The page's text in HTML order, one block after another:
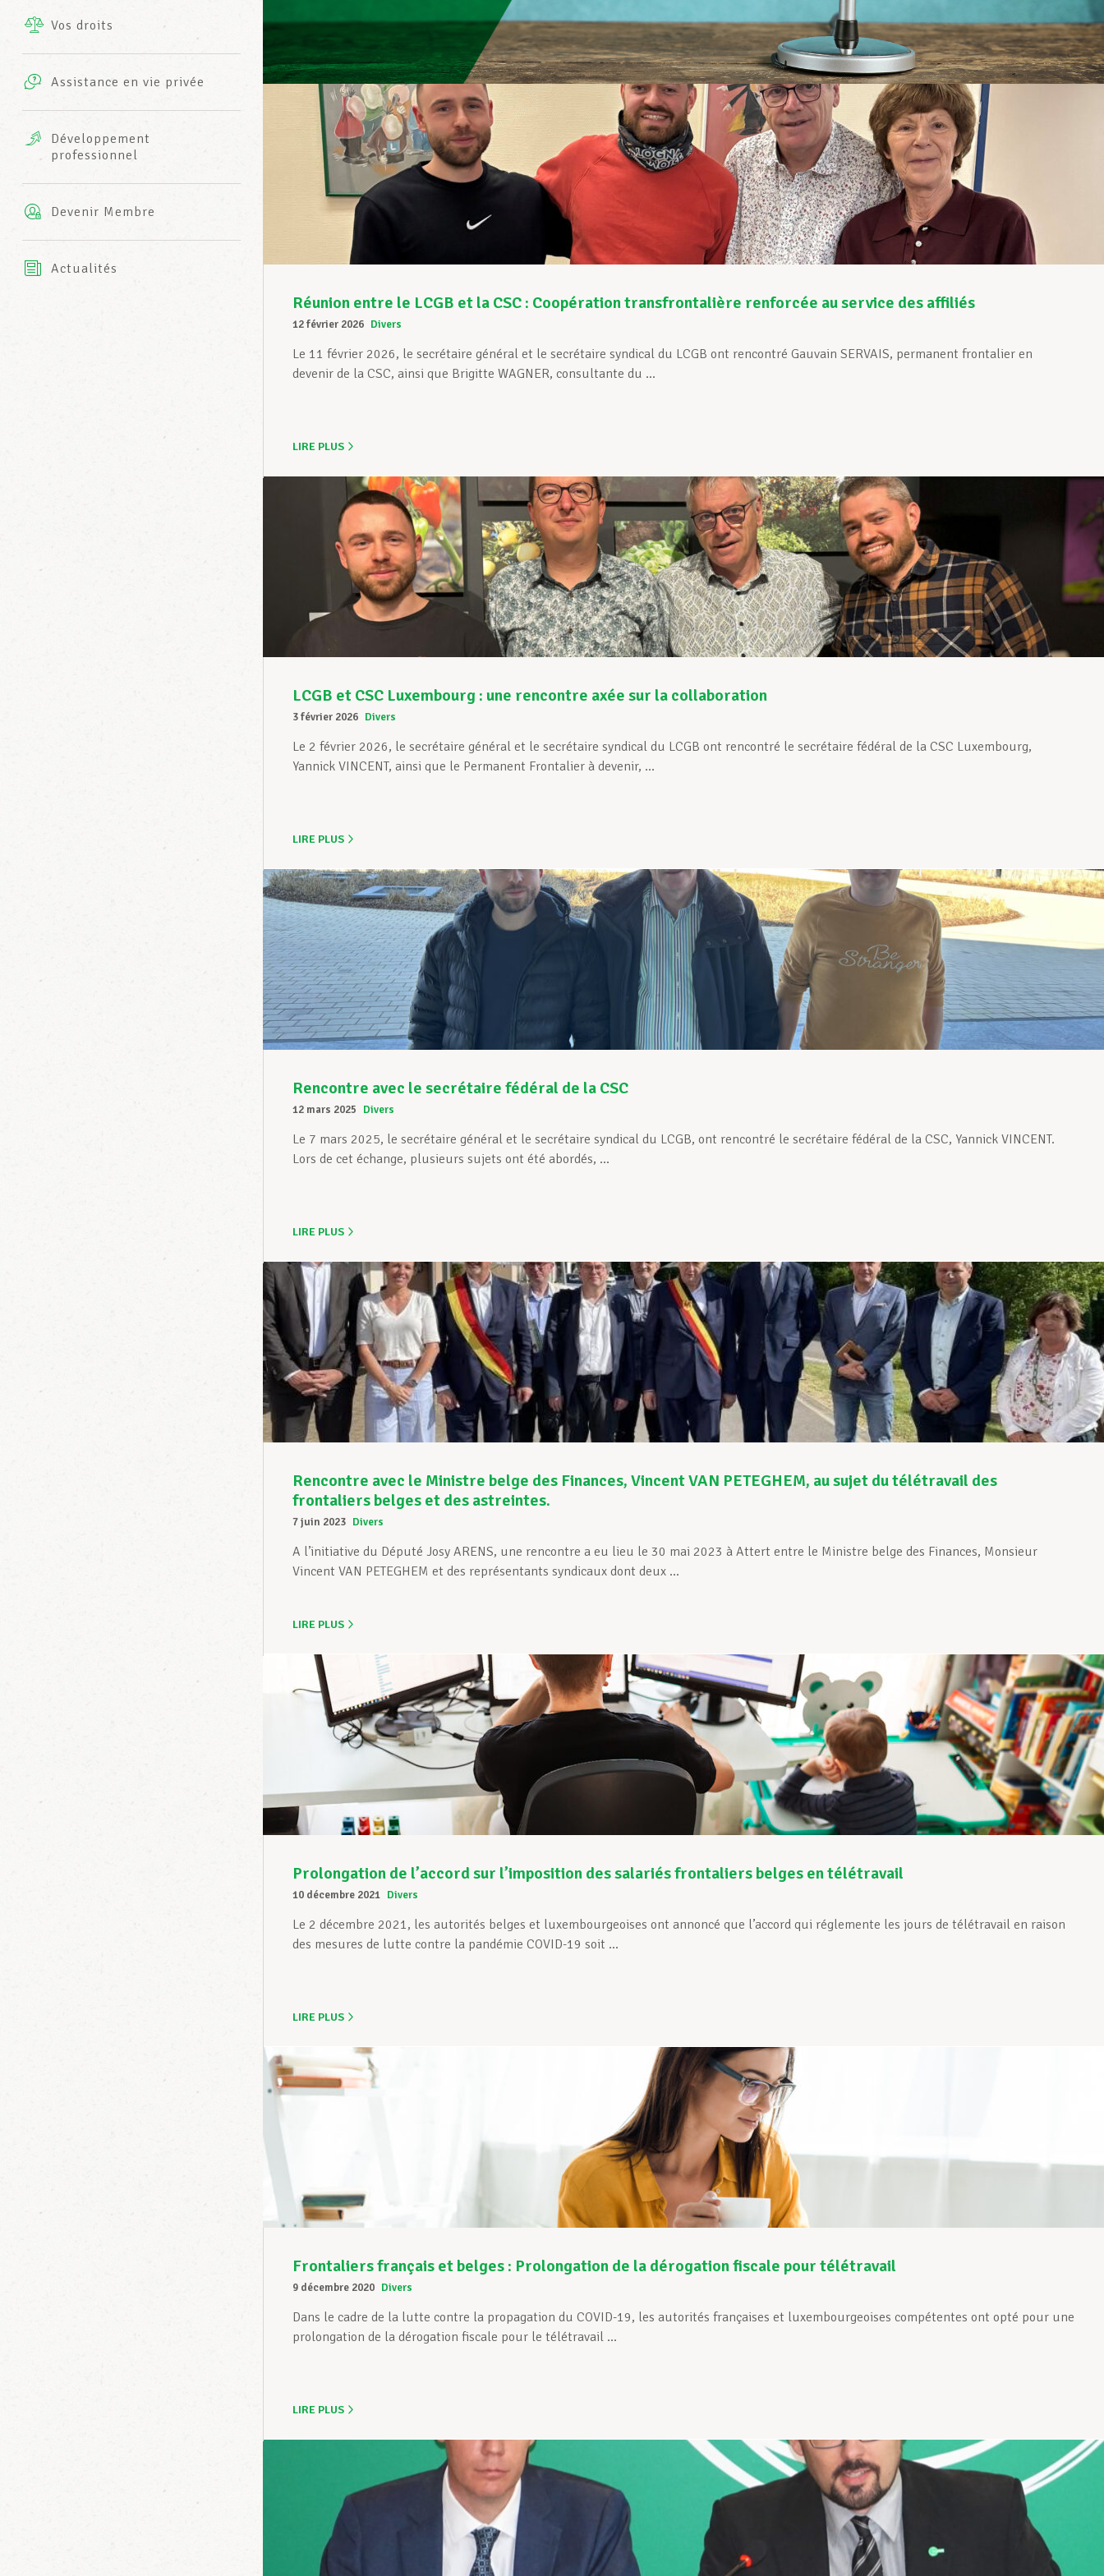
INFO-CENTER
Vos droits
Assistance en vie privée
complémentaires
AXA
Développement
professionnel
Devenir Membre
Actualités
Réunion entre le LCGB et la CSC : Coopération transfrontalière renforcée au service des affiliés
12 février 2026 Divers
Le 11 février 2026, le secrétaire général et le secrétaire syndical du LCGB ont rencontré Gauvain SERVAIS, permanent frontalier en
devenir de la CSC, ainsi que Brigitte WAGNER, consultante du ...
LIRE PLUS
LCGB et CSC Luxembourg : une rencontre axée sur la collaboration
3 février 2026 Divers
Le 2 février 2026, le secrétaire général et le secrétaire syndical du LCGB ont rencontré le secrétaire fédéral de la CSC Luxembourg,
Yannick VINCENT, ainsi que le Permanent Frontalier à devenir, ...
LIRE PLUS
Rencontre avec le secrétaire fédéral de la CSC
12 mars 2025 Divers
Le 7 mars 2025, le secrétaire général et le secrétaire syndical du LCGB, ont rencontré le secrétaire fédéral de la CSC, Yannick VINCENT.
Lors de cet échange, plusieurs sujets ont été abordés, ...
LIRE PLUS
Rencontre avec le Ministre belge des Finances, Vincent VAN PETEGHEM, au sujet du télétravail des
frontaliers belges et des astreintes.
7 juin 2023 Divers
A l’initiative du Député Josy ARENS, une rencontre a eu lieu le 30 mai 2023 à Attert entre le Ministre belge des Finances, Monsieur
Vincent VAN PETEGHEM et des représentants syndicaux dont deux ...
LIRE PLUS
Prolongation de l’accord sur l’imposition des salariés frontaliers belges en télétravail
10 décembre 2021 Divers
Le 2 décembre 2021, les autorités belges et luxembourgeoises ont annoncé que l’accord qui réglemente les jours de télétravail en raison
des mesures de lutte contre la pandémie COVID-19 soit ...
LIRE PLUS
Frontaliers français et belges : Prolongation de la dérogation fiscale pour télétravail
9 décembre 2020 Divers
Dans le cadre de la lutte contre la propagation du COVID-19, les autorités françaises et luxembourgeoises compétentes ont opté pour une
prolongation de la dérogation fiscale pour le télétravail ...
LIRE PLUS